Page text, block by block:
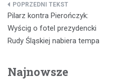
Nawigacja
wpisu
Pilarz kontra Pierończyk:
Wyścig o fotel prezydencki
Rudy Śląskiej nabiera tempa
Najnowsze